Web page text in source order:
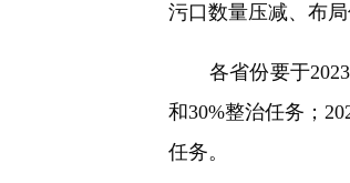
污口数量压减、布局
各省份要于2023
和30%整治任务；
任务。